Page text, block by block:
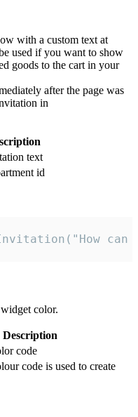
with a custom text at
used if you want to show
goods to the cart in your
after the page was
in
text
id
color.
Description
code
code is used to create